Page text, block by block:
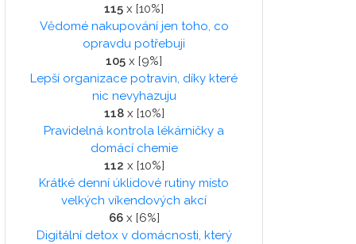
115 x [10%]
Vědomé nakupování jen toho, co
opravdu potřebuji
105 x [9%]
Lepší organizace potravin, díky které
nic nevyhazuju
118x [10%]
Pravidelná kontrola lékárničky a
domácí chemie
112 x [10%]
Krátké denní úklidové rutiny místo
velkých víkendových akcí
66x [6%]
Digitální detox v domácnosti, který